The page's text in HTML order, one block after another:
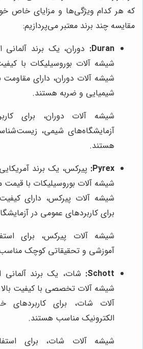
که هر کدام ویژگی‌ها و مزایای خاص خود
مقایسه چند برند معتبر می‌پردازیم:
Duran: دوران، یک برند
شیشه آلات بوروسیلیکات با
شیشه آلات دوران، دارای مقاومت
شیمیایی و ضربه هستند.
شیشه آلات دوران، برای
آزمایشگاه‌های شیمی،
هستند.
Pyrex: پیرکس، یک برند
شیشه آلات بوروسیلیکات با
شیشه آلات پیرکس، دارای
برای کاربردهای عمومی در
شیشه آلات پیرکس، برای
آموزشی و تحقیقاتی کوچک
Schott: شات، یک برند آلمانی
شیشه آلات تخصصی با کیفیت
آلات شات، برای کاربردهای
الکترونیک مناسب هستند.
شیشه آلات شات، برای